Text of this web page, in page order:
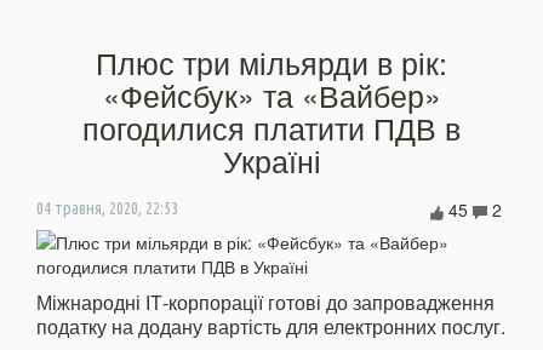
Плюс три мільярди в рік:
«Фейсбук» та «Вайбер»
погодилися платити ПДВ в
Україні
04 травня, 2020, 22:53 2
45
Міжнародні ІТ-корпорації готові до запровадження
податку на додану вартість для електронних послуг.